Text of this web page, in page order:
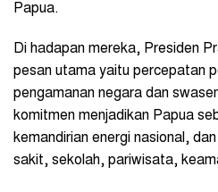
Papua.
Di hadapan mereka, Presiden
pesan utama yaitu percepatan
pengamanan negara dan
komitmen menjadikan Papua
kemandirian energi nasional,
sakit, sekolah, pariwisata,